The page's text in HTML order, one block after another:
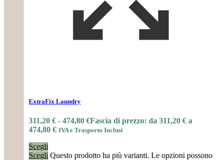
ExtraFix Laundry
311,20 € - 474,80 €Fascia di prezzo: da 311,20 € a
474,80 € IVA e Trasporto Inclusi
Scegli
Scegli Questo prodotto ha più varianti. Le opzioni possono